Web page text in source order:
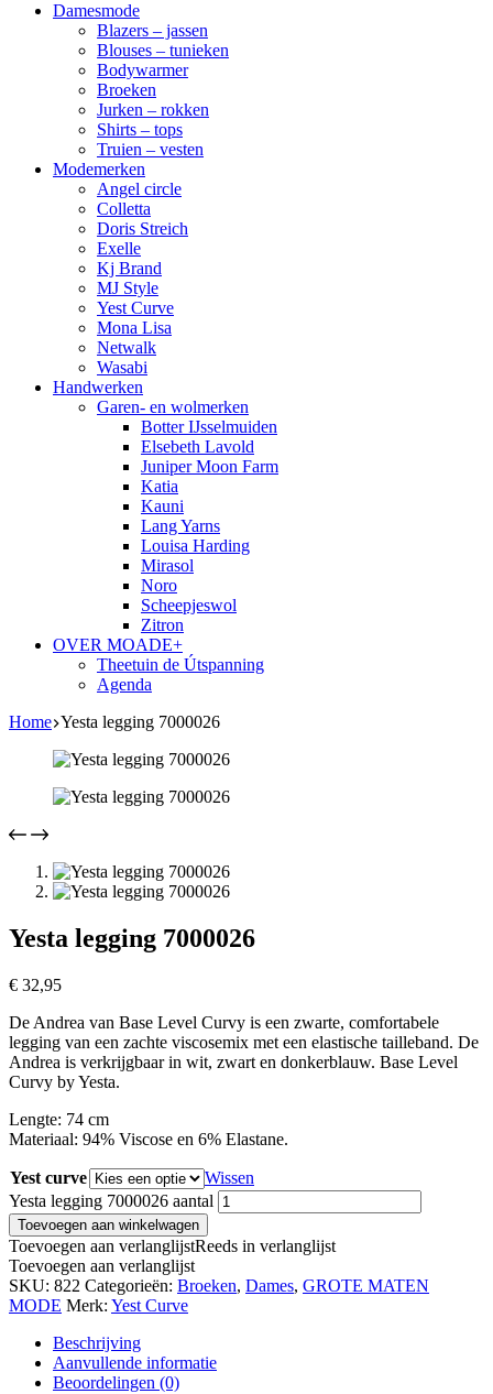
Damesmode
Blazers – jassen
Blouses – tunieken
Bodywarmer
Broeken
Jurken – rokken
Shirts – tops
Truien – vesten
Modemerken
Angel circle
Colletta
Doris Streich
Exelle
Kj Brand
MJ Style
Yest Curve
Mona Lisa
Netwalk
Wasabi
Handwerken
Garen- en wolmerken
Botter IJsselmuiden
Elsebeth Lavold
Juniper Moon Farm
Katia
Kauni
Lang Yarns
Louisa Harding
Mirasol
Noro
Scheepjeswol
Zitron
OVER MOADE+
Theetuin de Útspanning
Agenda
Home Yesta legging 7000026
Yesta legging 7000026
€ 32,95
De Andrea van Base Level Curvy is een zwarte, comfortabele
legging van een zachte viscosemix met een elastische tailleband. De
Andrea is verkrijgbaar in wit, zwart en donkerblauw. Base Level
Curvy by Yesta.
Lengte: 74 cm
Materiaal: 94% Viscose en 6% Elastane.
Yest curve
Wissen
Yesta legging 7000026 aantal
Toevoegen aan winkelwagen
Toevoegen aan verlanglijstReeds in verlanglijst
Toevoegen aan verlanglijst
SKU: 822 Categorieën: Broeken, Dames, GROTE MATEN
MODE Merk: Yest Curve
Beschrijving
Aanvullende informatie
Beoordelingen (0)